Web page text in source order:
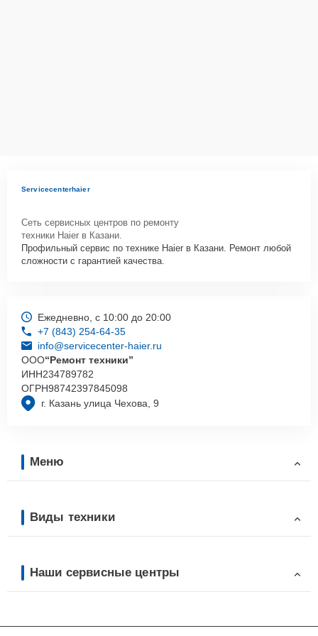
Servicecenterhaier
Сеть сервисных центров по ремонту
техники Haier в Казани.
Профильный сервис по технике Haier в Казани. Ремонт любой
сложности с гарантией качества.
г. Казань улица Чехова, 9
Ежедневно, с 10:00 до 20:00
+7 (843) 254-64-35
info@servicecenter-haier.ru
ООО“Ремонт техники”
ИНН234789782
ОГРН98742397845098
Меню
Виды техники
Наши сервисные центры